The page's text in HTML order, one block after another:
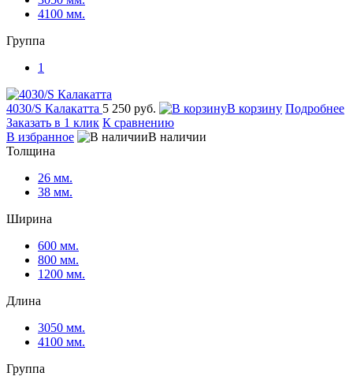
4100 мм.
Группа
1
4030/S Калакатта 5 250 руб. В корзину Подробнее
Заказать в 1 клик К сравнению
В избранное
В наличии
Толщина
26 мм.
38 мм.
Ширина
600 мм.
800 мм.
1200 мм.
Длина
3050 мм.
4100 мм.
Группа